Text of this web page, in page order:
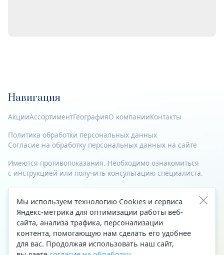
Навигация
АкцииАссортиментГеографияО компанииКонтакты
Политика обработки персональных данных
Согласие на обработку персональных данных на сайте
Имеются противопоказания. Необходимо ознакомиться
с инструкцией или получить консультацию специалиста.
© 2023—2026 Все права защищены.
Адрес
Архангельск, ул. Папанина, д. 19 (вход в здание со стороны
автоцентра «Тойота»)
Мы используем технологию Cookies и сервиса
Яндекс-метрика для оптимизации работы веб-
сайта, анализа трафика, персонализации
контента, помогающую нам сделать его удобнее
для вас. Продолжая использовать наш сайт,